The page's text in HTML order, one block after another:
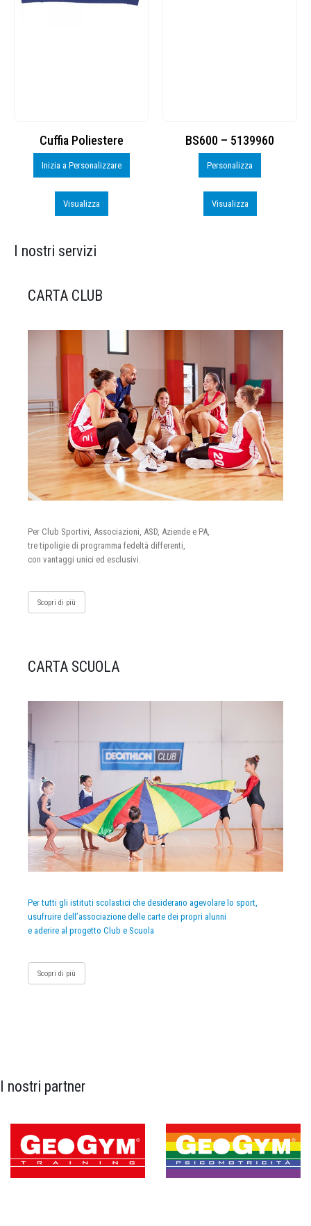
Cuffia Poliestere
Inizia a Personalizzare
Visualizza
BS600 – 5139960
Personalizza
Visualizza
I nostri servizi
CARTA CLUB
Per Club Sportivi, Associazioni, ASD, Aziende e PA,
tre tipoligie di programma fedeltà differenti,
con vantaggi unici ed esclusivi.
Scopri di più
CARTA SCUOLA
Per tutti gli istituti scolastici che desiderano agevolare lo sport,
usufruire dell’associazione delle carte dei propri alunni
e aderire al progetto Club e Scuola
Scopri di più
I nostri partner